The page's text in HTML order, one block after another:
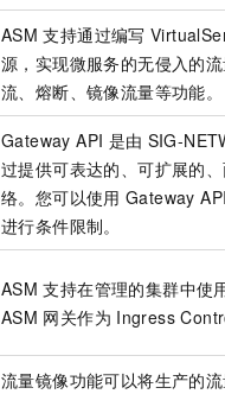
ASM 支持通过编写
源，实现微服务的无侵入的
流、熔断、镜像流量等功能。
Gateway API 是由 SIG-
过提供可表达的、可扩展的
络。您可以使用 Gateway API
进行条件限制。
ASM 支持在管理的集群中使
ASM 网关作为 Ingress
流量镜像功能可以将生产的